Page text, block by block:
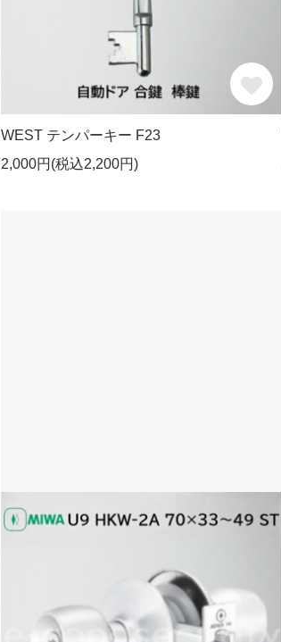
WEST テンパーキー F23
2,000円(税込2,200円)